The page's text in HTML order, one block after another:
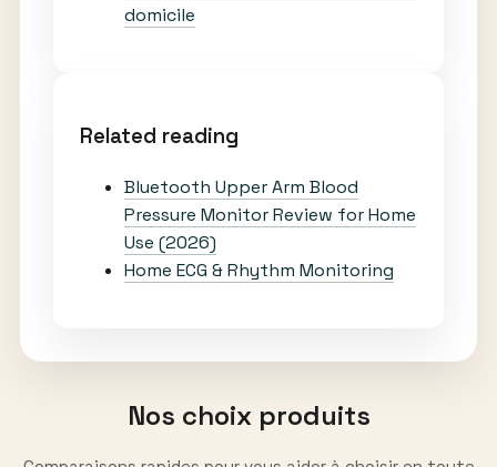
domicile
Related reading
Bluetooth Upper Arm Blood
Pressure Monitor Review for Home
Use (2026)
Home ECG & Rhythm Monitoring
Nos choix produits